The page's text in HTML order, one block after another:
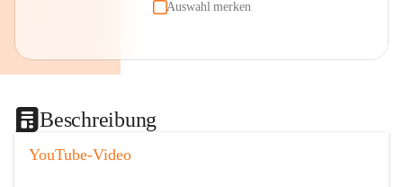
Auswahl merken
Beschreibung
YouTube-Video